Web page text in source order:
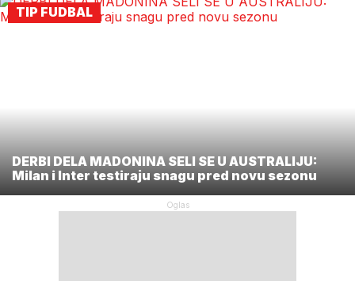
TIP FUDBAL
DERBI DELA MADONINA SELI SE U AUSTRALIJU:
Milan i Inter testiraju snagu pred novu sezonu